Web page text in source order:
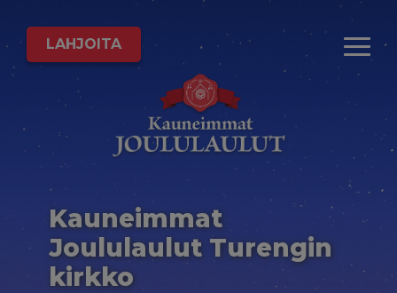
LAHJOITA
Kauneimmat
Joululaulut Turengin
kirkko